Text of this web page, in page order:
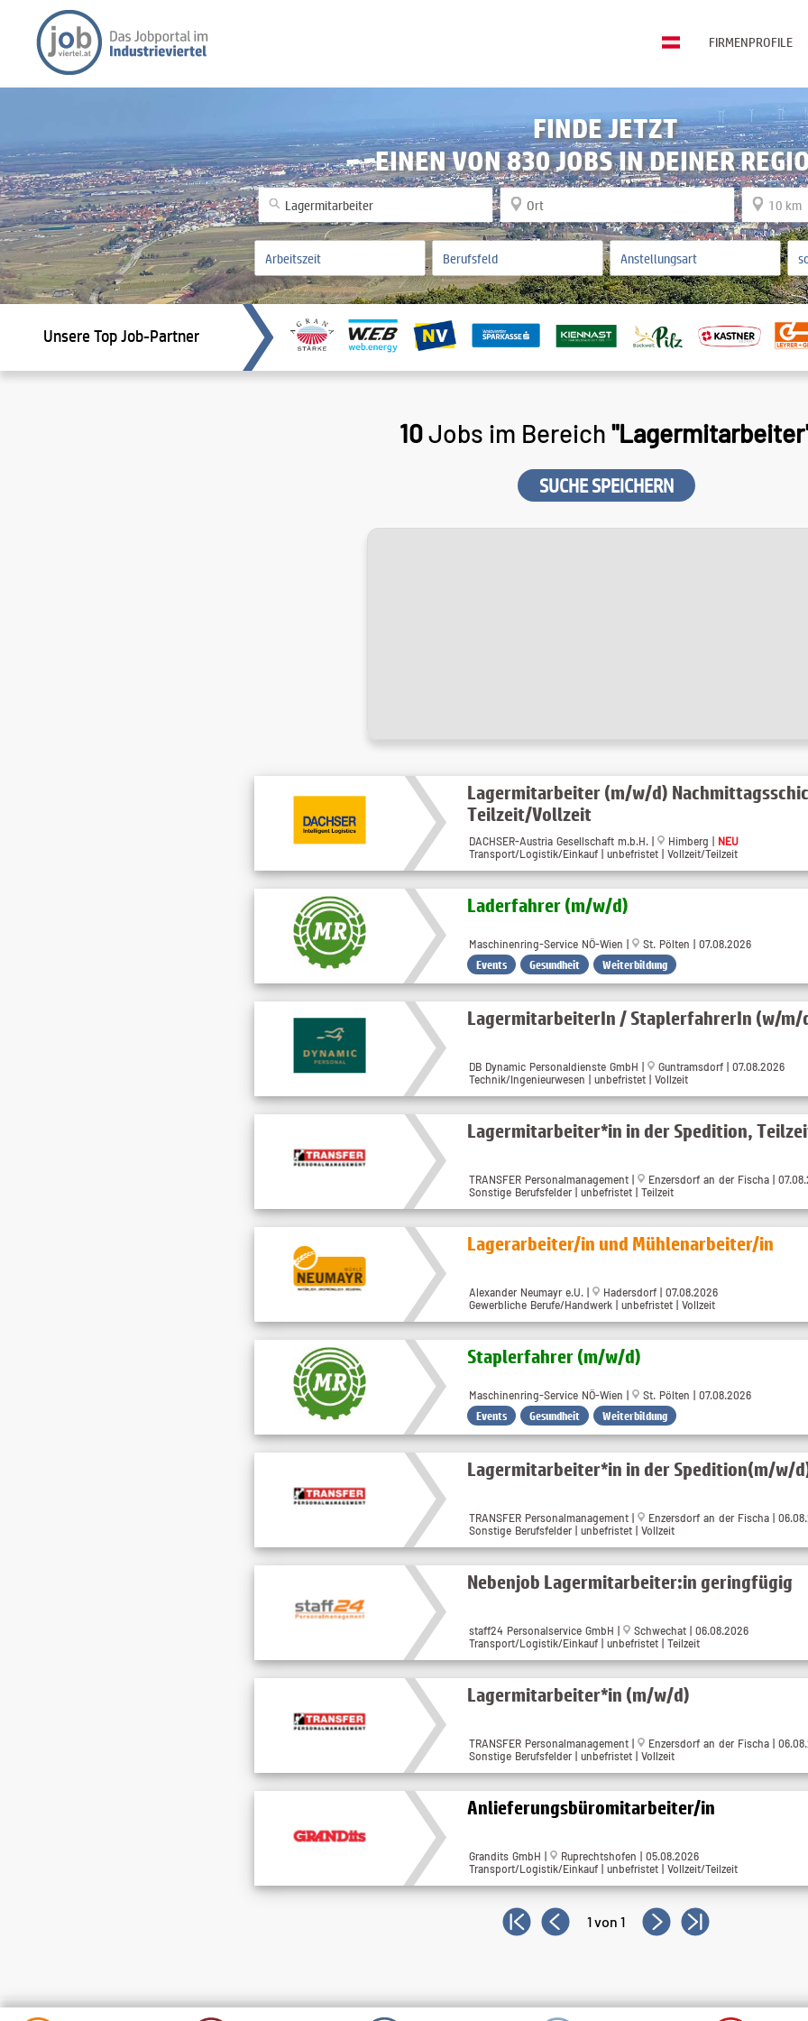
FIRMENPROFILE
FINDE JETZT
EINEN VON 830 JOBS IN DEINER
Unsere Top Job-Partner
10Jobs im Bereich
SUCHE SPEICHERN
Lagermitarbeiter (m/w/d)
Teilzeit/Vollzeit
DACHSER-Austria Gesellschaft m.b.H. | Himberg | NEU
Transport/Logistik/Einkauf | unbefristet | Vollzeit/Teilzeit
Laderfahrer (m​/w​/d)
Maschinenring-Service NÖ-Wien | St. Pölten | 07.08.2026
Events Gesundheit Weiterbildung
LagermitarbeiterIn / StaplerfahrerIn (w/m/
DB Dynamic Personaldienste GmbH |
Guntramsdorf | 07.08.2026
Technik/Ingenieurwesen | unbefristet | Vollzeit
Lagermitarbeiter*in in der Spedition,
TRANSFER Personalmanagement |
Enzersdorf an der Fischa |
Sonstige Berufsfelder | unbefristet | Teilzeit
Lagerarbeiter/in und Mühlenarbeiter/in
Alexander Neumayr e.U. |
Hadersdorf | 07.08.2026
Gewerbliche Berufe/Handwerk | unbefristet | Vollzeit
Staplerfahrer (m​/w​/d)
Maschinenring-Service NÖ-Wien | St. Pölten | 07.08.2026
Events Gesundheit Weiterbildung
Lagermitarbeiter*in in der Spedition(m/w/
TRANSFER Personalmanagement |
Enzersdorf an der Fischa |
Sonstige Berufsfelder | unbefristet | Vollzeit
Nebenjob Lagermitarbeiter:in geringfügig
staff24 Personalservice GmbH |
Schwechat | 06.08.2026
Transport/Logistik/Einkauf | unbefristet | Teilzeit
Lagermitarbeiter*in (m/w/d)
TRANSFER Personalmanagement |
Enzersdorf an der Fischa |
Sonstige Berufsfelder | unbefristet | Vollzeit
Anlieferungsbüromitarbeiter/in
Grandits GmbH |
Ruprechtshofen | 05.08.2026
Transport/Logistik/Einkauf | unbefristet | Vollzeit/Teilzeit
1 von 1